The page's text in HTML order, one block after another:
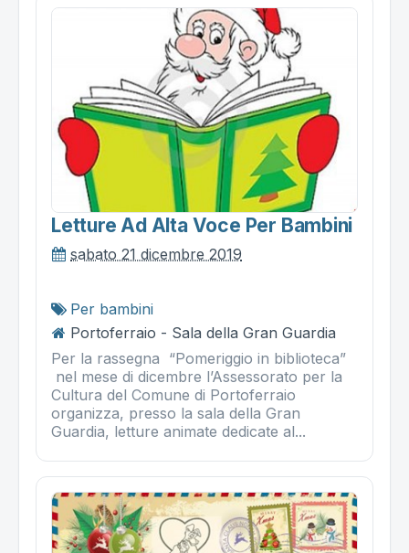
Letture Ad Alta Voce Per Bambini
sabato 21 dicembre 2019
Per bambini
Portoferraio - Sala della Gran Guardia
Per la rassegna “Pomeriggio in biblioteca”
nel mese di dicembre l’Assessorato per la
Cultura del Comune di Portoferraio
organizza, presso la sala della Gran
Guardia, letture animate dedicate al...